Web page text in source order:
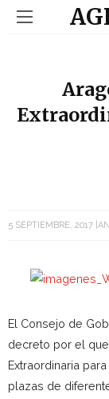
5 SEPTIEMBRE, 2017
El Consejo de
decreto por el
Extraordinaria
plazas de